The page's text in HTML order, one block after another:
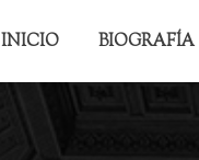
INICIO BIOGRAFÍA